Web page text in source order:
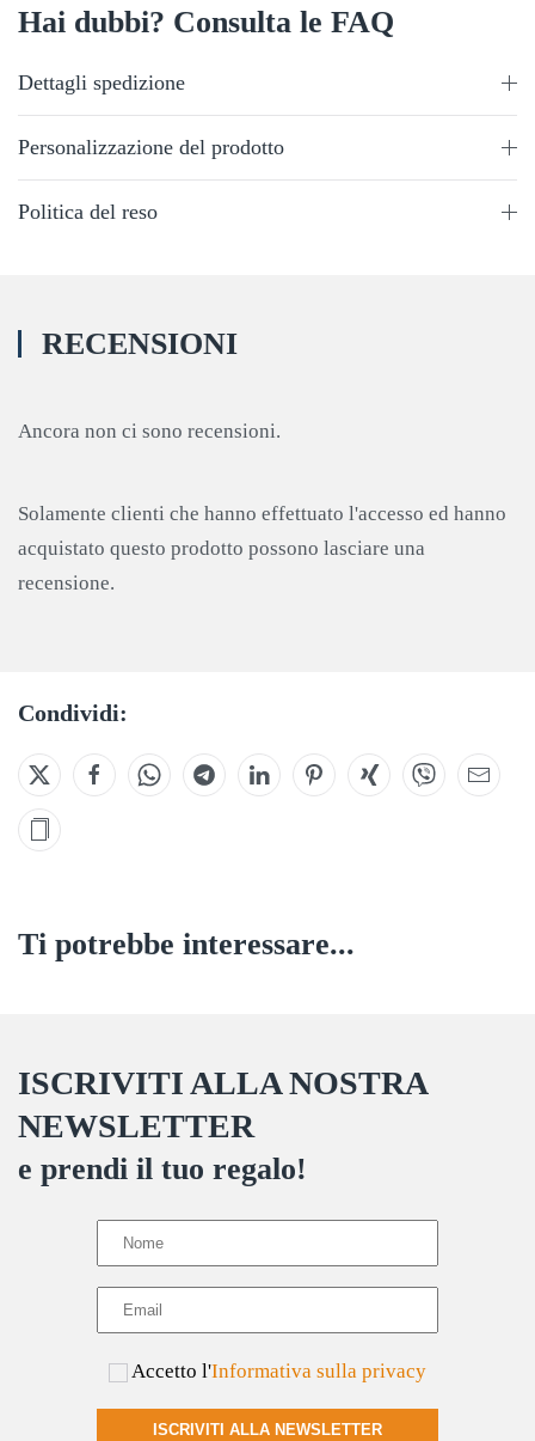
Hai dubbi? Consulta le FAQ
Dettagli spedizione
Personalizzazione del prodotto
Politica del reso
RECENSIONI
Ancora non ci sono recensioni.
Solamente clienti che hanno effettuato l'accesso ed hanno
acquistato questo prodotto possono lasciare una
recensione.
Condividi:
Ti potrebbe interessare...
ISCRIVITI ALLA NOSTRA
NEWSLETTER
e prendi il tuo regalo!
Accetto l'Informativa sulla privacy
ISCRIVITI ALLA NEWSLETTER